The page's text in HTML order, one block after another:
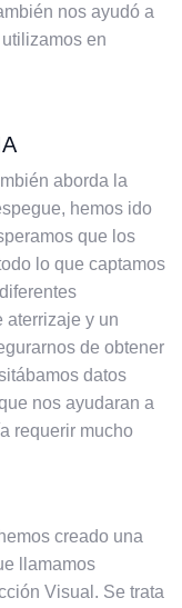
nos ayudó a
en
aborda la
hemos ido
que los
lo que captamos
aterrizaje y un
de obtener
datos
nos ayudaran a
requerir mucho
creado una
llamamos
Visual. Se trata